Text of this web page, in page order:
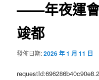
——年夜運會
竣都
發佈日期:2026 年 1 月 11 日